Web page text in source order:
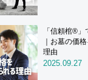
「信頼棺®
｜お墓の価
理由
2025.09.27